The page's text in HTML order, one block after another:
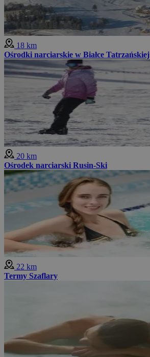
18 km
Ośrodki narciarskie w Białce Tatrzańskiej
20 km
Ośrodek narciarski Rusin-Ski
22 km
Termy Szaflary